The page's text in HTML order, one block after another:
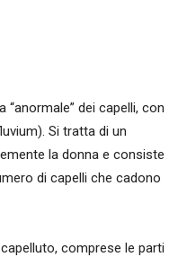
dei capelli, con
Si tratta di un
la donna e consiste
di capelli che cadono
comprese le parti